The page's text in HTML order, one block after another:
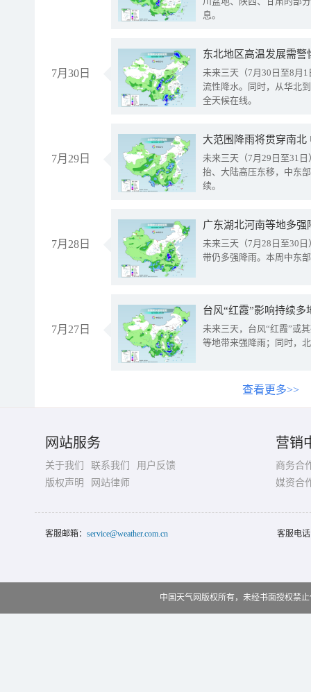
息。
7月30日
东北地区高温发展需
未来三天（7月30日至8月
流性降水。同时，从华北
全天候在线。
7月29日
大范围降雨将贯穿南
未来三天（7月29日至31
抬、大陆高压东移，中东
续。
7月28日
广东湖北河南等地多
未来三天（7月28日至30
带仍多强降雨。本周中东
7月27日
台风“红霞”影响持续
未来三天，台风“红霞”或
等地带来强降雨；同时，
查看更多>>
网站服务
关于我们 联系我们
用户反馈
版权声明
网站律师
营销
商务合
媒资合
客服邮箱： service@weather.com.cn 客服电
中国天气网版权所有，未经书面授权